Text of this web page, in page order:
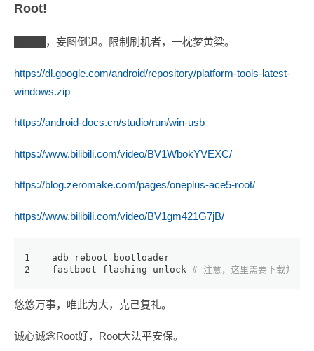
Root!
，妄图倒退。限制刷机者，一枕梦黄粱。
https://dl.google.com/android/repository/platform-tools-latest-
windows.zip
https://android-docs.cn/studio/run/win-usb
https://www.bilibili.com/video/BV1WbokYVEXC/
https://blog.zeromake.com/pages/oneplus-ace5-root/
https://www.bilibili.com/video/BV1gm421G7jB/
1
2
adb reboot bootloader
fastboot flashing unlock # 注意，这里需要下载并
悠悠万事，唯此为大，克己复礼。
诚心诚念Root好，Root大法平安保。